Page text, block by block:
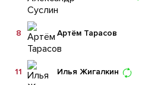
Артём Тарасов
8
Илья Жигалкин
11